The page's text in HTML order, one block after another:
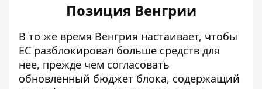
Позиция Венгрии
В то же время Венгрия настаивает, чтобы
ЕС разблокировал больше средств для
нее, прежде чем согласовать
обновленный бюджет блока, содержащий